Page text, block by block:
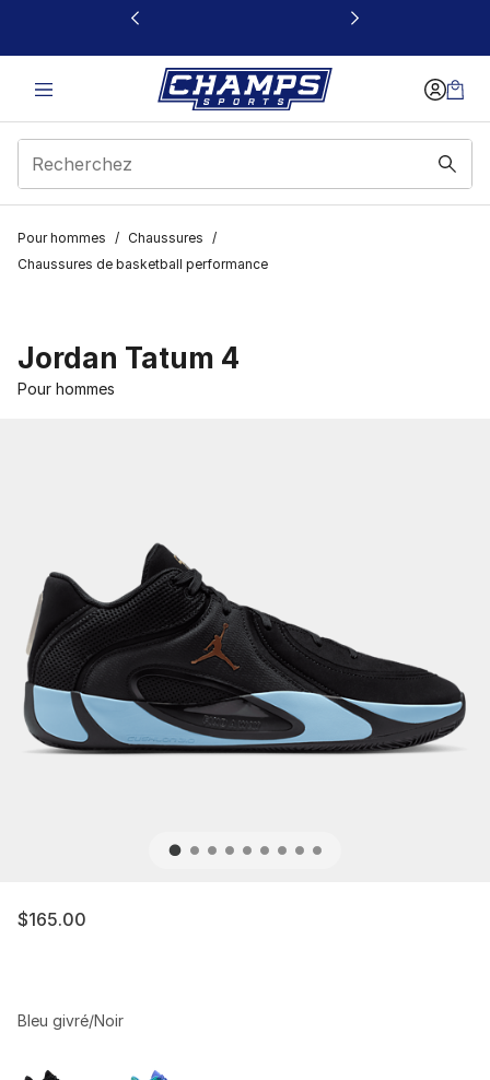
Ce lien s’ouvrira dans une nouvelle fenêtre
Pour hommes / Chaussures /
Chaussures de basketball performance
Jordan Tatum 4
Pour hommes
$165.00
Bleu givré/Noir